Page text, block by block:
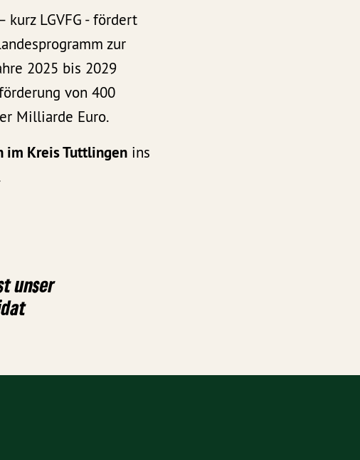
kurz LGVFG - fördert
zur
2025 bis 2029
von 400
Milliarde Euro.
im Kreis Tuttlingen ins
unser